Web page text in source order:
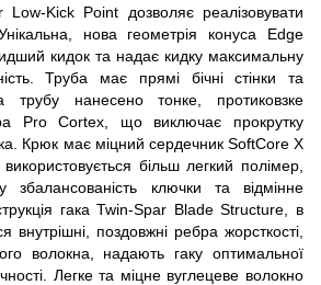
Low-Kick Point дозволяє реалізовувати
нова геометрія конуса Edge
кидок та надає кидку максимальну
Труба має прямі бічні стінки та
трубу нанесено тонке, протиковзке
Pro Cortex, що виключає прокрутку
Крюк має міцний сердечник SoftCore X
більш легкий полімер,
збалансованість ключки та відмінне
гака Twin-Spar Blade Structure, в
внутрішні, поздовжні ребра жорсткості,
волокна, надають гаку оптимальної
Легке та міцне вуглецеве волокно